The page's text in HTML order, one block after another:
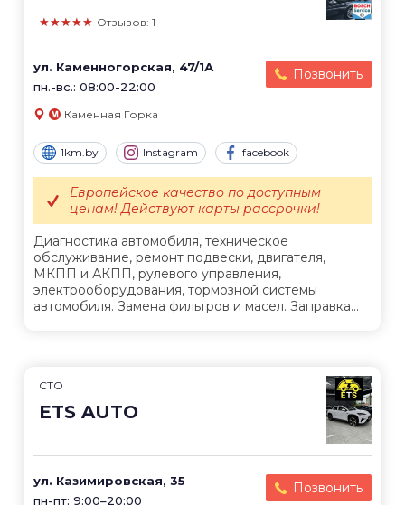
★★★★★ Отзывов: 1
ул. Каменногорская, 47/1А
пн.-вс.: 08:00-22:00
Позвонить
Каменная Горка
1km.by Instagram facebook
Диагностика автомобиля, техническое
обслуживание, ремонт подвески, двигателя,
МКПП и АКПП, рулевого управления,
электрооборудования, тормозной системы
автомобиля. Замена фильтров и масел. Заправка...
Европейское качество по доступным
ценам! Действуют карты рассрочки!
СТО
ETS AUTO
ул. Казимировская, 35
пн-пт: 9:00–20:00
Позвонить